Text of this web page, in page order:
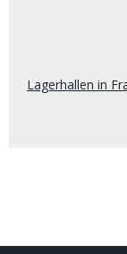
Lagerhallen in